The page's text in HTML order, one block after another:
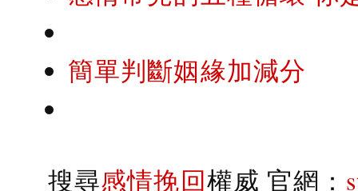
簡單判斷姻緣加減分
搜尋感情挽回權威 官網：